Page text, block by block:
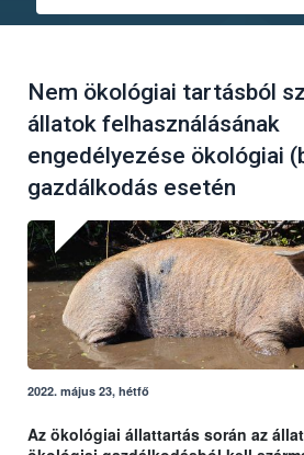
Nem ökológiai tartásból
állatok felhasználásának
engedélyezése ökológiai
gazdálkodás esetén
2022. május 23, hétfő
Az ökológiai állattartás során az